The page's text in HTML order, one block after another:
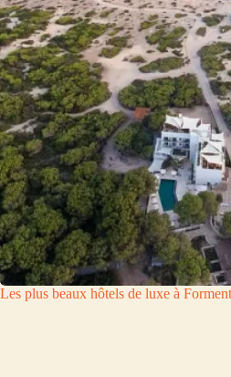
Les plus beaux hôtels de luxe à